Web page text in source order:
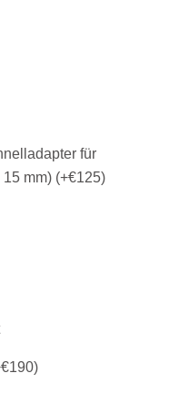
für
mm) (+€125)
€190)